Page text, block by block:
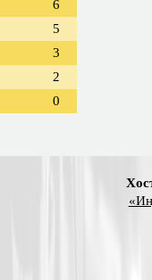
6
5
3
2
0